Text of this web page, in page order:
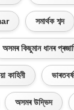
সমাৰ্থক শব্দ
অসমৰ কিছুমান ধানৰ
কাহিনী
অসমৰ উদ্ভিদ